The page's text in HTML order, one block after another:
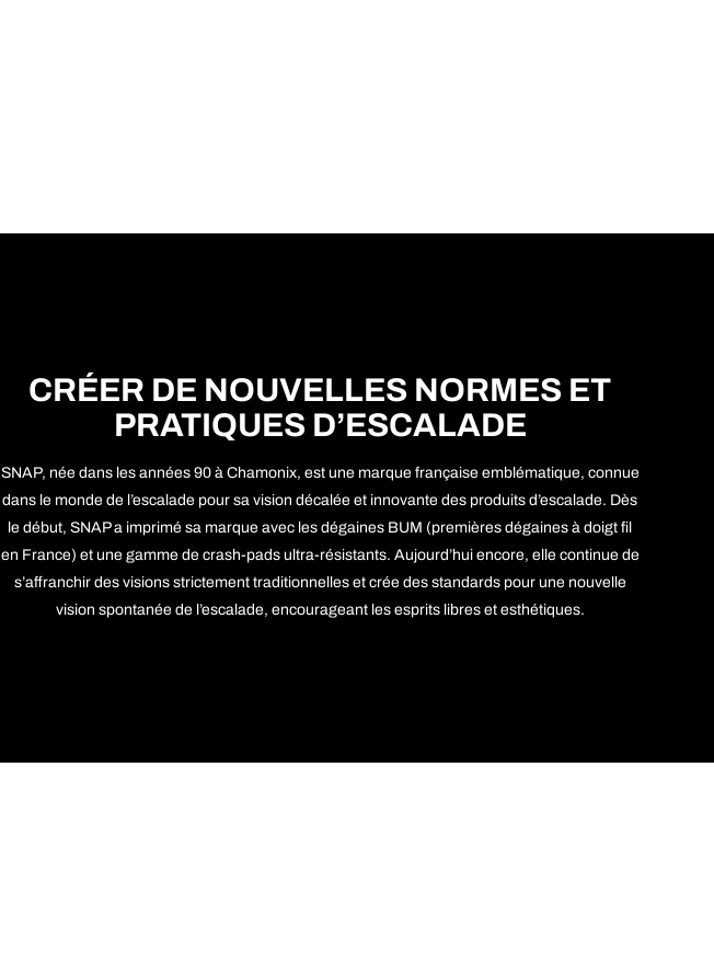
CRÉER DE NOUVELLES NORMES ET
PRATIQUES D’ESCALADE
SNAP, née dans les années 90 à Chamonix, est une marque française emblématique, connue
dans le monde de l’escalade pour sa vision décalée et innovante des produits d’escalade. Dès
le début, SNAP a imprimé sa marque avec les dégaines BUM (premières dégaines à doigt fil
en France) et une gamme de crash-pads ultra-résistants. Aujourd’hui encore, elle continue de
s’affranchir des visions strictement traditionnelles et crée des standards pour une nouvelle
vision spontanée de l’escalade, encourageant les esprits libres et esthétiques.